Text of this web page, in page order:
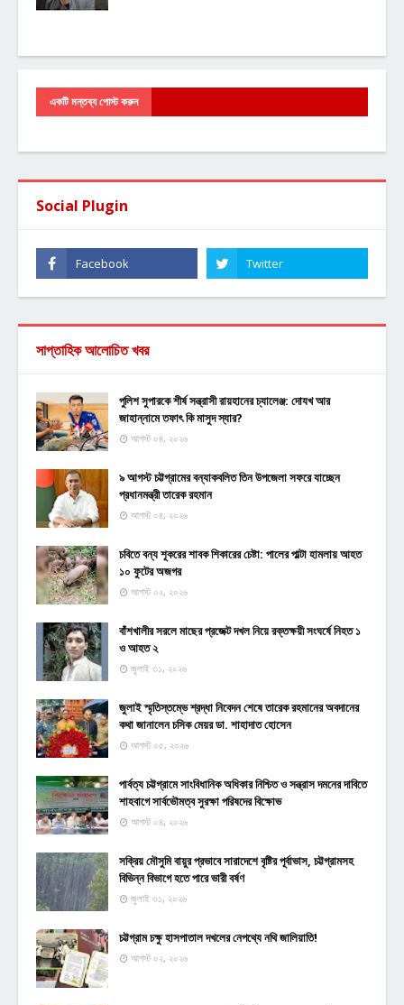
একটি মন্তব্য পোস্ট করুন
Social Plugin
সাপ্তাহিক আলোচিত খবর
পুলিশ সুপারকে শীর্ষ সন্ত্রাসী রায়হানের চ্যালেঞ্জ: দোযখ আর
জাহান্নামে তফাৎ কি মাসুদ স্যার?
আগস্ট ০৪, ২০২৬
৯ আগস্ট চট্টগ্রামের বন্যাকবলিত তিন উপজেলা সফরে যাচ্ছেন
প্রধানমন্ত্রী তারেক রহমান
আগস্ট ০৪, ২০২৬
চবিতে বন্য শূকরের শাবক শিকারের চেষ্টা: পালের পাল্টা হামলায় আহত
১০ ফুটের অজগর
আগস্ট ০২, ২০২৬
বাঁশখালীর সরলে মাছের প্রজেক্ট দখল নিয়ে রক্তক্ষয়ী সংঘর্ষে নিহত ১
ও আহত ২
জুলাই ৩১, ২০২৬
জুলাই স্মৃতিস্তম্ভে শ্রদ্ধা নিবেদন শেষে তারেক রহমানের অবদানের
কথা জানালেন চসিক মেয়র ডা. শাহাদাত হোসেন
আগস্ট ০৫, ২০২৬
পার্বত্য চট্টগ্রামে সাংবিধানিক অধিকার নিশ্চিত ও সন্ত্রাস দমনের দাবিতে
শাহবাগে সার্বভৌমত্ব সুরক্ষা পরিষদের বিক্ষোভ
আগস্ট ০৪, ২০২৬
সক্রিয় মৌসুমি বায়ুর প্রভাবে সারাদেশে বৃষ্টির পূর্বাভাস, চট্টগ্রামসহ
বিভিন্ন বিভাগে হতে পারে ভারী বর্ষণ
জুলাই ৩১, ২০২৬
চট্টগ্রাম চক্ষু হাসপাতাল দখলের নেপথ্যে নথি জালিয়াতি!
আগস্ট ০২, ২০২৬